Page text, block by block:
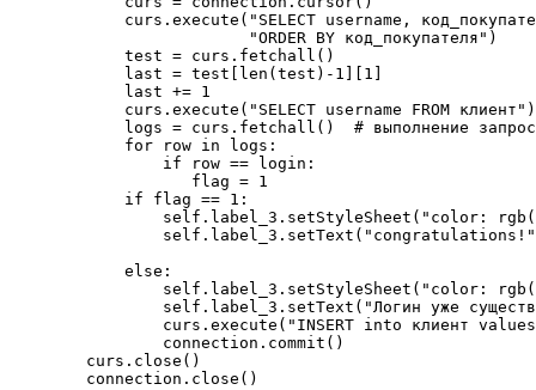
curs.execute("SELECT username,
                         "ORDER BY код_покупателя")
            test = curs.fetchall()
            last = test[len(test)-1][1]
            last += 1
            curs.execute("SELECT username FROM клиент")
logs = curs.fetchall()  # выполнение
            for row in logs:
                if row == login:
                   flag = 1
            if flag == 1:
self.label_3.setStyleSheet("color:
            else:
self.label_3.setStyleSheet("color:
self.label_3.setText("Логин уже
curs.execute("INSERT into клиент
                connection.commit()
        curs.close()
        connection.close()